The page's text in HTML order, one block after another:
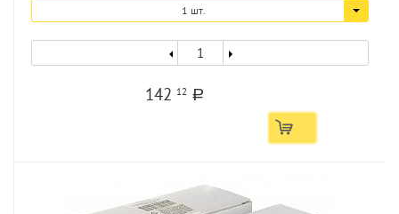
1 шт.
142 12 a